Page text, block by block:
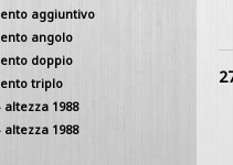
aggiuntivo
angolo
doppio
triplo
altezza 1988
altezza 1988